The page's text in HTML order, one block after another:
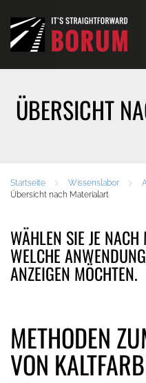
ÜBERSICHT
Startseite Wissenslabor
Übersicht nach Materialart
WÄHLEN SIE JE
WELCHE
ANZEIGEN MÖCHTEN.
METHODEN
VON